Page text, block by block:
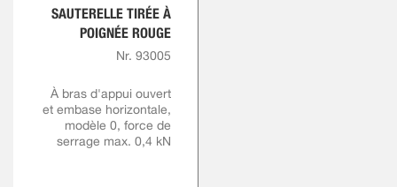
SAUTERELLE TIRÉE À
POIGNÉE ROUGE
Nr. 93005
À bras d'appui ouvert
et embase horizontale,
modèle 0, force de
serrage max. 0,4 kN